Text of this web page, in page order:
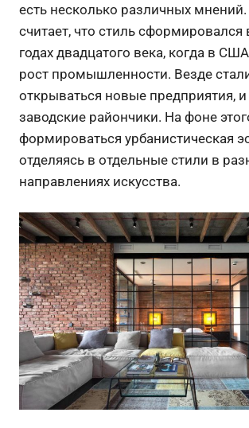
есть несколько различных мнений.
считает, что стиль сформировался
годах двадцатого века, когда в
рост промышленности. Везде
открываться новые предприятия, и
заводские райончики. На фоне
формироваться урбанистическая
отделяясь в отдельные стили в
направлениях искусства.